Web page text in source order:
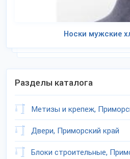
Носки мужские
Разделы каталога
Метизы и крепеж,
Двери, Приморский край
Блоки строительные,